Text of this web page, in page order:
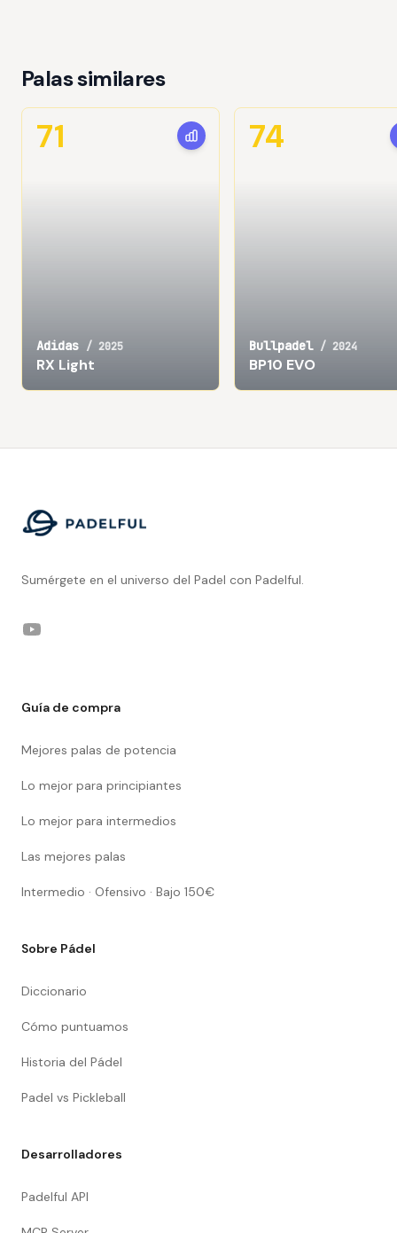
Palas similares
Adidas / 2025
RX Light
71
Bullpadel / 2024
BP10 EVO
74
Sumérgete en el universo del Padel con Padelful.
YouTube
Guía de compra
Mejores palas de potencia
Lo mejor para principiantes
Lo mejor para intermedios
Las mejores palas
Intermedio · Ofensivo · Bajo 150€
Sobre Pádel
Diccionario
Cómo puntuamos
Historia del Pádel
Padel vs Pickleball
Desarrolladores
Padelful API